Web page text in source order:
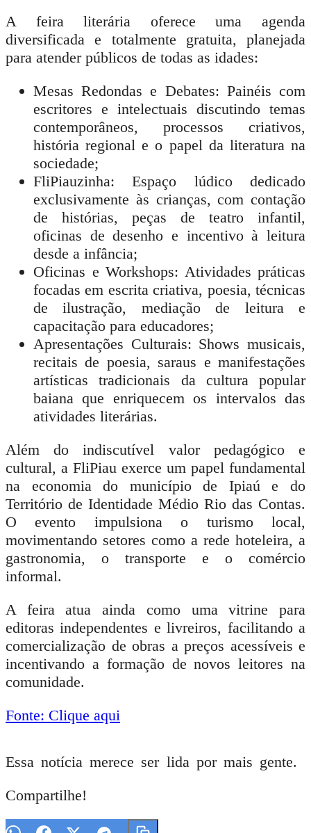
A feira literária oferece uma agenda
diversificada e totalmente gratuita, planejada
para atender públicos de todas as idades:
Mesas Redondas e Debates: Painéis com
escritores e intelectuais discutindo temas
contemporâneos, processos criativos,
história regional e o papel da literatura na
sociedade;
FliPiauzinha: Espaço lúdico dedicado
exclusivamente às crianças, com contação
de histórias, peças de teatro infantil,
oficinas de desenho e incentivo à leitura
desde a infância;
Oficinas e Workshops: Atividades práticas
focadas em escrita criativa, poesia, técnicas
de ilustração, mediação de leitura e
capacitação para educadores;
Apresentações Culturais: Shows musicais,
recitais de poesia, saraus e manifestações
artísticas tradicionais da cultura popular
baiana que enriquecem os intervalos das
atividades literárias.
Além do indiscutível valor pedagógico e
cultural, a FliPiau exerce um papel fundamental
na economia do município de Ipiaú e do
Território de Identidade Médio Rio das Contas.
O evento impulsiona o turismo local,
movimentando setores como a rede hoteleira, a
gastronomia, o transporte e o comércio
informal.
A feira atua ainda como uma vitrine para
editoras independentes e livreiros, facilitando a
comercialização de obras a preços acessíveis e
incentivando a formação de novos leitores na
comunidade.
Fonte: Clique aqui
Essa notícia merece ser lida por mais gente.
Compartilhe!